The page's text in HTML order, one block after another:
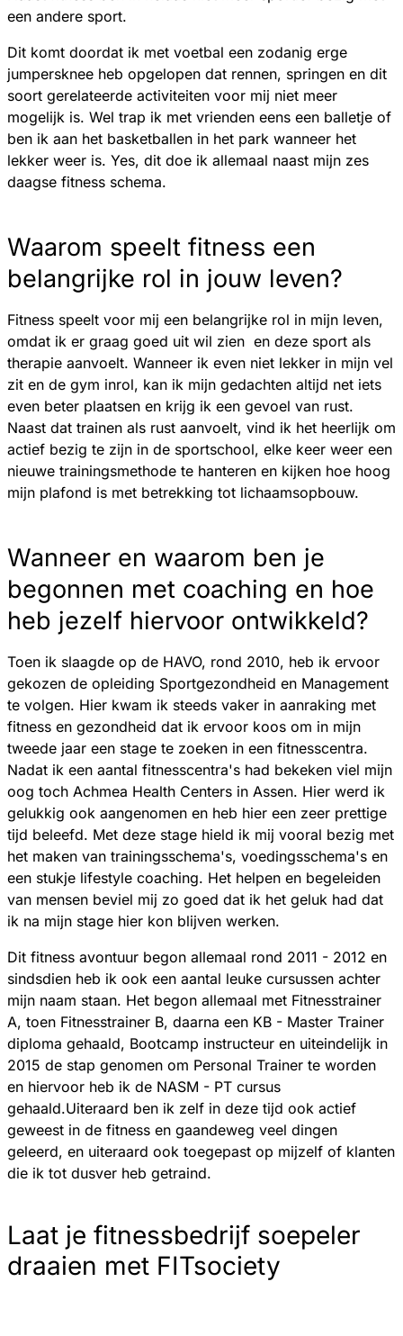
een andere sport.
Dit komt doordat ik met voetbal een zodanig erge
jumpersknee heb opgelopen dat rennen, springen en dit
soort gerelateerde activiteiten voor mij niet meer
mogelijk is. Wel trap ik met vrienden eens een balletje of
ben ik aan het basketballen in het park wanneer het
lekker weer is. Yes, dit doe ik allemaal naast mijn zes
daagse fitness schema.
Waarom speelt fitness een
belangrijke rol in jouw leven?
Fitness speelt voor mij een belangrijke rol in mijn leven,
omdat ik er graag goed uit wil zien en deze sport als
therapie aanvoelt. Wanneer ik even niet lekker in mijn vel
zit en de gym inrol, kan ik mijn gedachten altijd net iets
even beter plaatsen en krijg ik een gevoel van rust.
Naast dat trainen als rust aanvoelt, vind ik het heerlijk om
actief bezig te zijn in de sportschool, elke keer weer een
nieuwe trainingsmethode te hanteren en kijken hoe hoog
mijn plafond is met betrekking tot lichaamsopbouw.
Wanneer en waarom ben je
begonnen met coaching en hoe
heb jezelf hiervoor ontwikkeld?
Toen ik slaagde op de HAVO, rond 2010, heb ik ervoor
gekozen de opleiding Sportgezondheid en Management
te volgen. Hier kwam ik steeds vaker in aanraking met
fitness en gezondheid dat ik ervoor koos om in mijn
tweede jaar een stage te zoeken in een fitnesscentra.
Nadat ik een aantal fitnesscentra's had bekeken viel mijn
oog toch Achmea Health Centers in Assen. Hier werd ik
gelukkig ook aangenomen en heb hier een zeer prettige
tijd beleefd. Met deze stage hield ik mij vooral bezig met
het maken van trainingsschema's, voedingsschema's en
een stukje lifestyle coaching. Het helpen en begeleiden
van mensen beviel mij zo goed dat ik het geluk had dat
ik na mijn stage hier kon blijven werken.
Dit fitness avontuur begon allemaal rond 2011 - 2012 en
sindsdien heb ik ook een aantal leuke cursussen achter
mijn naam staan. Het begon allemaal met Fitnesstrainer
A, toen Fitnesstrainer B, daarna een KB - Master Trainer
diploma gehaald, Bootcamp instructeur en uiteindelijk in
2015 de stap genomen om Personal Trainer te worden
en hiervoor heb ik de NASM - PT cursus
gehaald.Uiteraard ben ik zelf in deze tijd ook actief
geweest in de fitness en gaandeweg veel dingen
geleerd, en uiteraard ook toegepast op mijzelf of klanten
die ik tot dusver heb getraind.
Laat je fitnessbedrijf soepeler
draaien met FITsociety